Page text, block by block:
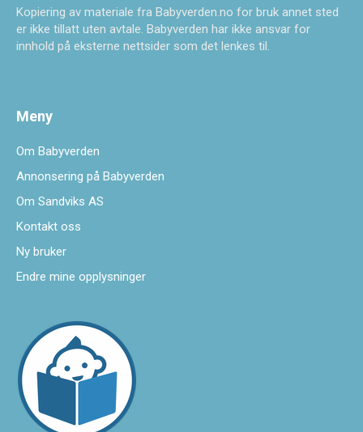
Kopiering av materiale fra Babyverden.no for bruk annet sted
er ikke tillatt uten avtale. Babyverden har ikke ansvar for
innhold på eksterne nettsider som det lenkes til.
Meny
Om Babyverden
Annonsering på Babyverden
Om Sandviks AS
Kontakt oss
Ny bruker
Endre mine opplysninger